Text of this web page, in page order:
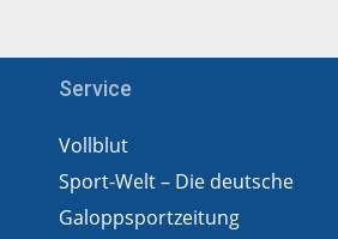
Service
Vollblut
Sport-Welt – Die deutsche
Galoppsportzeitung